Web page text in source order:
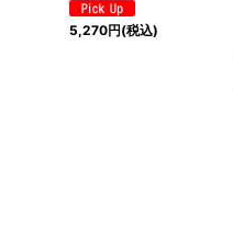
5,270円(税込)